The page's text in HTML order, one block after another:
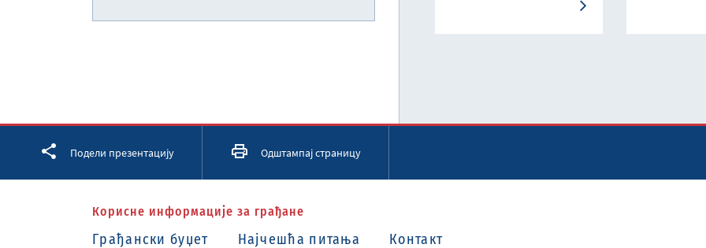
Подели презентацију
Facebook Twitter LinkedIn
Одштампај страницу
Корисне информације за грађане
Грађански буџет Најчешћа питања Контакт